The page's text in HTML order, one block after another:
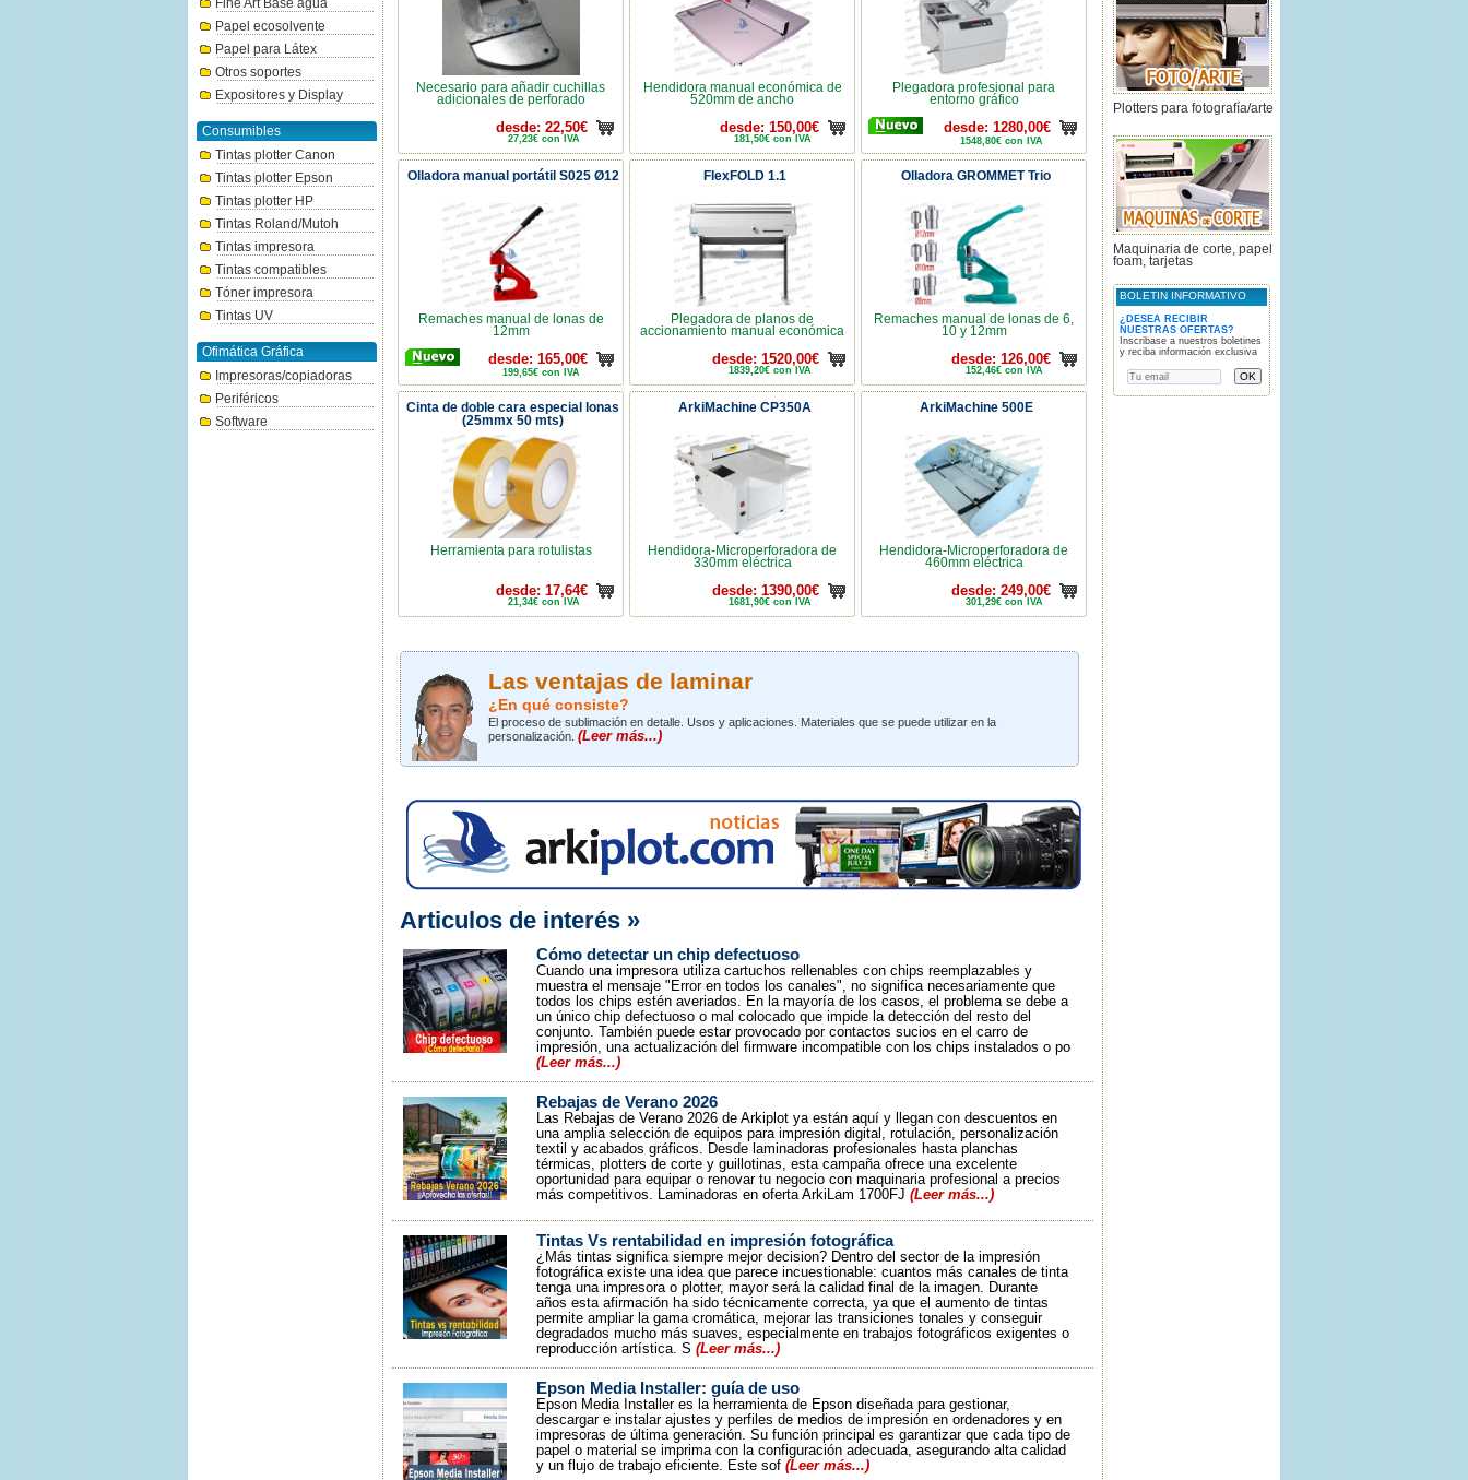
Fine Art Base agua
Papel ecosolvente
Papel para Látex
Otros soportes
Expositores y Display
Consumibles
Tintas plotter Canon
Tintas plotter Epson
Tintas plotter HP
Tintas Roland/Mutoh
Tintas impresora
Tintas compatibles
Tóner impresora
Tintas UV
Ofimática Gráfica
Impresoras/copiadoras
Periféricos
Software
Necesario para añadir cuchillas
adicionales de perforado
desde: 22,50€
27,23€ con IVA
Hendidora manual económica de
520mm de ancho
desde: 150,00€
181,50€ con IVA
Plegadora profesional para
entorno gráfico
desde: 1280,00€
1548,80€ con IVA
Olladora manual portátil S025 Ø12
Remaches manual de lonas de
12mm
desde: 165,00€
199,65€ con IVA
FlexFOLD 1.1
Plegadora de planos de
accionamiento manual económica
desde: 1520,00€
1839,20€ con IVA
Olladora GROMMET Trio
Remaches manual de lonas de 6,
10 y 12mm
desde: 126,00€
152,46€ con IVA
Cinta de doble cara especial lonas
(25mmx 50 mts)
Herramienta para rotulistas
desde: 17,64€
21,34€ con IVA
ArkiMachine CP350A
Hendidora-Microperforadora de
330mm eléctrica
desde: 1390,00€
1681,90€ con IVA
ArkiMachine 500E
Hendidora-Microperforadora de
460mm eléctrica
desde: 249,00€
301,29€ con IVA
Las ventajas de laminar
¿En qué consiste?
El proceso de sublimación en detalle. Usos y aplicaciones. Materiales que se puede utilizar en la
personalización. (Leer más...)
Articulos de interés »
Cómo detectar un chip defectuoso
Cuando una impresora utiliza cartuchos rellenables con chips reemplazables y
muestra el mensaje "Error en todos los canales", no significa necesariamente que
todos los chips estén averiados. En la mayoría de los casos, el problema se debe a
un único chip defectuoso o mal colocado que impide la detección del resto del
conjunto. También puede estar provocado por contactos sucios en el carro de
impresión, una actualización del firmware incompatible con los chips instalados o po
(Leer más...)
Rebajas de Verano 2026
Las Rebajas de Verano 2026 de Arkiplot ya están aquí y llegan con descuentos en
una amplia selección de equipos para impresión digital, rotulación, personalización
textil y acabados gráficos. Desde laminadoras profesionales hasta planchas
térmicas, plotters de corte y guillotinas, esta campaña ofrece una excelente
oportunidad para equipar o renovar tu negocio con maquinaria profesional a precios
más competitivos. Laminadoras en oferta ArkiLam 1700FJ (Leer más...)
Tintas Vs rentabilidad en impresión fotográfica
¿Más tintas significa siempre mejor decision? Dentro del sector de la impresión
fotográfica existe una idea que parece incuestionable: cuantos más canales de tinta
tenga una impresora o plotter, mayor será la calidad final de la imagen. Durante
años esta afirmación ha sido técnicamente correcta, ya que el aumento de tintas
permite ampliar la gama cromática, mejorar las transiciones tonales y conseguir
degradados mucho más suaves, especialmente en trabajos fotográficos exigentes o
reproducción artística. S (Leer más...)
Epson Media Installer: guía de uso
Epson Media Installer es la herramienta de Epson diseñada para gestionar,
descargar e instalar ajustes y perfiles de medios de impresión en ordenadores y en
impresoras de última generación. Su función principal es garantizar que cada tipo de
papel o material se imprima con la configuración adecuada, asegurando alta calidad
y un flujo de trabajo eficiente. Este sof (Leer más...)
Plotters para fotografía/arte
Maquinaria de corte, papel
foam, tarjetas
BOLETIN INFORMATIVO
¿DESEA RECIBIR
NUESTRAS OFERTAS?
Inscribase a nuestros boletines
y reciba información exclusiva